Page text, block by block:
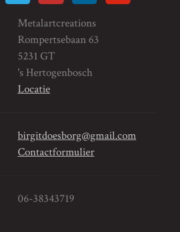
Metalartcreations
Rompertsebaan 63
5231 GT
's Hertogenbosch
Locatie
birgitdoesborg@gmail.com
Contactformulier
06-38343719